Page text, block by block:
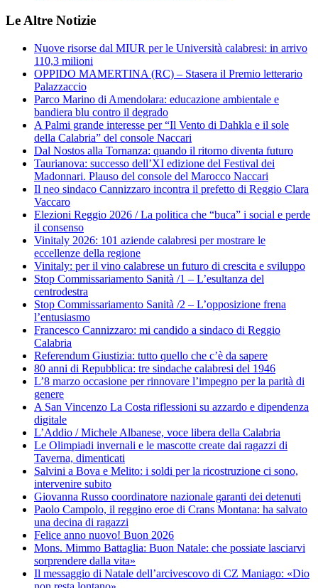
Le Altre Notizie
Nuove risorse dal MIUR per le Università calabresi: in arrivo
110,3 milioni
OPPIDO MAMERTINA (RC) – Stasera il Premio letterario
Palazzaccio
Parco Marino di Amendolara: educazione ambientale e
bandiera blu contro il degrado
A Palmi grande interesse per “Il Vento di Dahkla e il sole
della Calabria” del console Naccari
Dal Nostos alla Tornanza: quando il ritorno diventa futuro
Taurianova: successo dell’XI edizione del Festival dei
Madonnari. Plauso del console del Marocco Naccari
Il neo sindaco Cannizzaro incontra il prefetto di Reggio Clara
Vaccaro
Elezioni Reggio 2026 / La politica che “buca” i social e perde
il consenso
Vinitaly 2026: 101 aziende calabresi per mostrare le
eccellenze della regione
Vinitaly: per il vino calabrese un futuro di crescita e sviluppo
Stop Commissariamento Sanità /1 – L’esultanza del
centrodestra
Stop Commissariamento Sanità /2 – L’opposizione frena
l’entusiasmo
Francesco Cannizzaro: mi candido a sindaco di Reggio
Calabria
Referendum Giustizia: tutto quello che c’è da sapere
80 anni di Repubblica: tre sindache calabresi del 1946
L’8 marzo occasione per rinnovare l’impegno per la parità di
genere
A San Vincenzo La Costa riflessioni su azzardo e dipendenza
digitale
L’Addio / Michele Albanese, voce libera della Calabria
Le Olimpiadi invernali e le mascotte create dai ragazzi di
Taverna, dimenticati
Salvini a Bova e Melito: i soldi per la ricostruzione ci sono,
intervenire subito
Giovanna Russo coordinatore nazionale garanti dei detenuti
Paolo Campolo, il reggino eroe di Crans Montana: ha salvato
una decina di ragazzi
Felice anno nuovo! Buon 2026
Mons. Mimmo Battaglia: Buon Natale: che possiate lasciarvi
sorprendere dalla vita»
Il messaggio di Natale dell’arcivescovo di CZ Maniago: «Dio